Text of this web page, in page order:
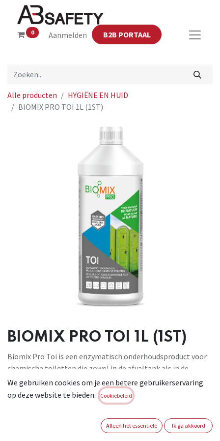
0 Aanmelden B2B PORTAAL
Alle producten
HYGIËNE EN HUID
BIOMIX PRO TOI 1L (1ST)
BIOMIX PRO TOI 1L (1ST)
Biomix Pro Toi is een enzymatisch onderhoudsproduct voor
chemische toiletten die zowel in de afvaltank als in de
spoelwatertank kan worden toegepast. Een mengsel van
speciaal geselecteerde enzymen zorgt voor een snelle
afbraak van fecaliën en toiletpapier door een natuurlijk
Biomix Pro Toi het ontstaan van vervelende geuren, is het
We gebruiken cookies om je een betere gebruikerservaring
op deze website te bieden.
Cookiebeleid
Alleen het essentiële Ik ga akkoord